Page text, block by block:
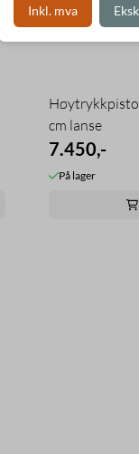
cm lanse
7.450,-
På lager
Inkl. mva